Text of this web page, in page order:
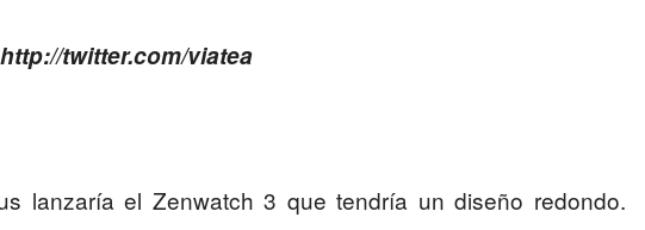
twitter.com/viatea
lanzaría el Zenwatch 3 que tendría un diseño redondo.